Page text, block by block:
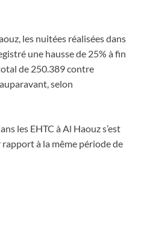
les nuitées réalisées dans
une hausse de 25% à fin
de 250.389 contre
selon
les EHTC à Al Haouz s’est
à la même période de